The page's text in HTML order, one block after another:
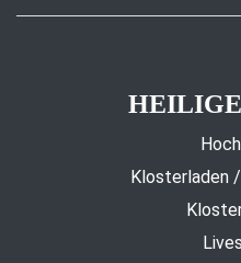
Klosterladen